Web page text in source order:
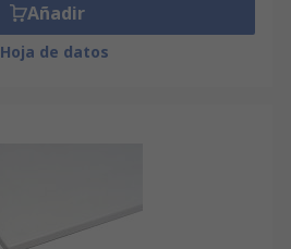
Añadir
Hoja de datos